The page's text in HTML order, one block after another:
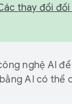
thay đổi đối
nghệ AI
AI có thể